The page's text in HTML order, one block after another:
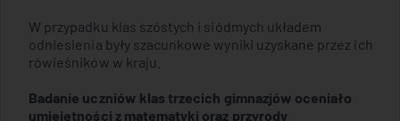
W przypadku klas szóstych i siódmych układem
odniesienia były szacunkowe wyniki uzyskane przez ich
rówieśników w kraju.
Badanie uczniów klas trzecich gimnazjów oceniało
umiejętności z matematyki oraz przyrody